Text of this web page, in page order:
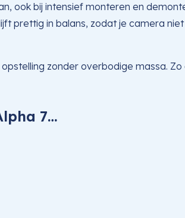
ook bij intensief monteren en
prettig in balans, zodat je camera
zonder overbodige massa.
7…